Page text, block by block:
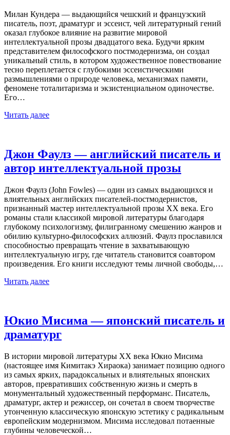
Милан Кундера — выдающийся чешский и французский
писатель, поэт, драматург и эссеист, чей литературный гений
оказал глубокое влияние на развитие мировой
интеллектуальной прозы двадцатого века. Будучи ярким
представителем философского постмодернизма, он создал
уникальный стиль, в котором художественное повествование
тесно переплетается с глубокими эссеистическими
размышлениями о природе человека, механизмах памяти,
феномене тоталитаризма и экзистенциальном одиночестве.
Его…
Читать далее
Джон Фаулз — английский писатель и
автор интеллектуальной прозы
Джон Фаулз (John Fowles) — один из самых выдающихся и
влиятельных английских писателей-постмодернистов,
признанный мастер интеллектуальной прозы XX века. Его
романы стали классикой мировой литературы благодаря
глубокому психологизму, филигранному смешению жанров и
обилию культурно-философских аллюзий. Фаулз прославился
способностью превращать чтение в захватывающую
интеллектуальную игру, где читатель становится соавтором
произведения. Его книги исследуют темы личной свободы,…
Читать далее
Юкио Мисима — японский писатель и
драматург
В истории мировой литературы XX века Юкио Мисима
(настоящее имя Кимитакэ Хираока) занимает позицию одного
из самых ярких, парадоксальных и влиятельных японских
авторов, превративших собственную жизнь и смерть в
монументальный художественный перформанс. Писатель,
драматург, актер и режиссер, он сочетал в своем творчестве
утонченную классическую японскую эстетику с радикальным
европейским модернизмом. Мисима исследовал потаенные
глубины человеческой…